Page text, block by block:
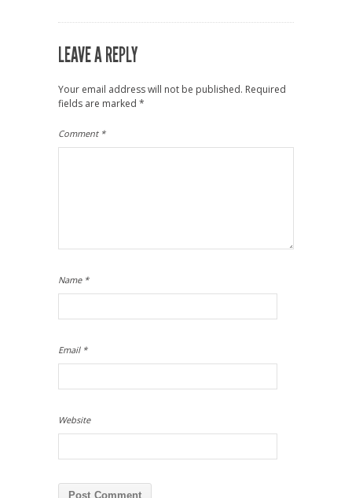
LEAVE A REPLY
Your email address will not be published. Required
fields are marked *
Comment *
Name *
Email *
Website